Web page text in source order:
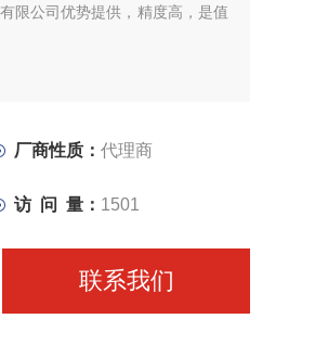
限公司优势提供，精度高，是值
厂商性质： 代理商
访 问 量： 1501
联系我们